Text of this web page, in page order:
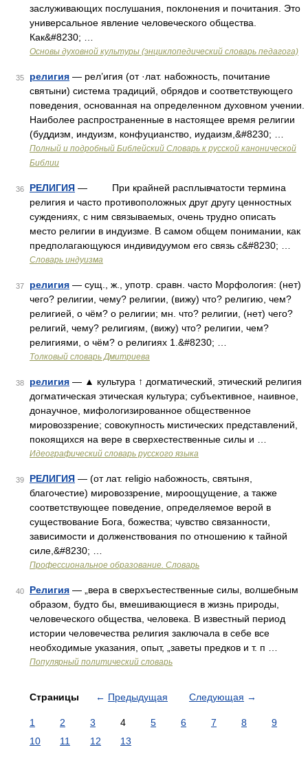
заслуживающих послушания, поклонения и почитания. Это
универсальное явление человеческого общества.
Как&#8230; …
Основы духовной культуры (энциклопедический словарь педагога)
35 религия — рел’игия (от ·лат. набожность, почитание
святыни) система традиций, обрядов и соответствующего
поведения, основанная на определенном духовном учении.
Наиболее распространенные в настоящее время религии
(буддизм, индуизм, конфуцианство, иудаизм,&#8230; …
Полный и подробный Библейский Словарь к русской канонической
Библии
36 РЕЛИГИЯ — При крайней расплывчатости термина
религия и часто противоположных друг другу ценностных
суждениях, с ним связываемых, очень трудно описать
место религии в индуизме. В самом общем понимании, как
предполагающуюся индивидуумом его связь с&#8230; …
Словарь индуизма
37 религия — сущ., ж., употр. сравн. часто Морфология: (нет)
чего? религии, чему? религии, (вижу) что? религию, чем?
религией, о чём? о религии; мн. что? религии, (нет) чего?
религий, чему? религиям, (вижу) что? религии, чем?
религиями, о чём? о религиях 1.&#8230; …
Толковый словарь Дмитриева
38 религия — ▲ культура ↑ догматический, этический религия
догматическая этическая культура; субъективное, наивное,
донаучное, мифологизированное общественное
мировоззрение; совокупность мистических представлений,
покоящихся на вере в сверхестественные силы и …
Идеографический словарь русского языка
39 РЕЛИГИЯ — (от лат. religio набожность, святыня,
благочестие) мировоззрение, мироощущение, а также
соответствующее поведение, определяемое верой в
существование Бога, божества; чувство связанности,
зависимости и долженствования по отношению к тайной
силе,&#8230; …
Профессиональное образование. Словарь
40 Религия — „вера в сверхъестественные силы, волшебным
образом, будто бы, вмешивающиеся в жизнь природы,
человеческого общества, человека. В известный период
истории человечества религия заключала в себе все
необходимые указания, опыт, „заветы предков и т. п …
Популярный политический словарь
Страницы ← Предыдущая Следующая →
1 2 3 4 5 6 7 8
9
10
11 12 13